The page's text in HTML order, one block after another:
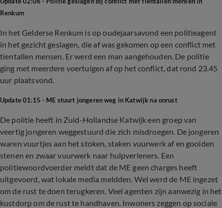
Renkum
In het Gelderse Renkum is op oudejaarsavond een politieagent
in het gezicht geslagen, die af was gekomen op een conflict met
tientallen mensen. Er werd een man aangehouden. De politie
ging met meerdere voertuigen af op het conflict, dat rond 23.45
uur plaatsvond.
Update 01:15 - ME stuurt jongeren weg in Katwijk na onrust
De politie heeft in Zuid-Hollandse Katwijk een groep van
veertig jongeren weggestuurd die zich misdroegen. De jongeren
waren vuurtjes aan het stoken, staken vuurwerk af en gooiden
stenen en zwaar vuurwerk naar hulpverleners. Een
politiewoordvoerder meldt dat de ME geen charges heeft
uitgevoerd, wat lokale media meldden. Wel werd de ME ingezet
om de rust te doen terugkeren. Veel agenten zijn aanwezig in het
kustdorp om de rust te handhaven. Inwoners zeggen op sociale